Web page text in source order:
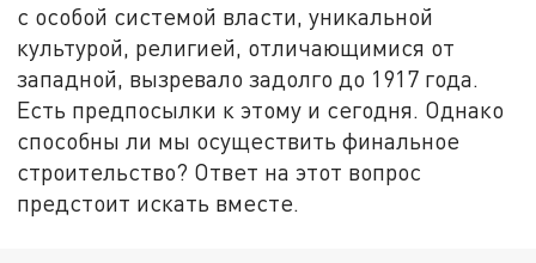
с особой системой власти, уникальной
культурой, религией, отличающимися от
западной, вызревало задолго до 1917 года.
Есть предпосылки к этому и сегодня. Однако
способны ли мы осуществить финальное
строительство? Ответ на этот вопрос
предстоит искать вместе.